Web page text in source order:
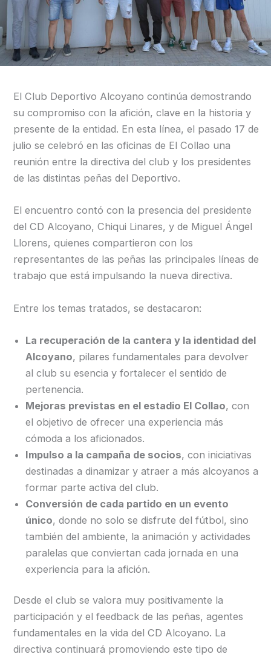
El Club Deportivo Alcoyano continúa demostrando
su compromiso con la afición, clave en la historia y
presente de la entidad. En esta línea, el pasado 17 de
julio se celebró en las oficinas de El Collao una
reunión entre la directiva del club y los presidentes
de las distintas peñas del Deportivo.
El encuentro contó con la presencia del presidente
del CD Alcoyano, Chiqui Linares, y de Miguel Ángel
Llorens, quienes compartieron con los
representantes de las peñas las principales líneas de
trabajo que está impulsando la nueva directiva.
Entre los temas tratados, se destacaron:
La recuperación de la cantera y la identidad del
Alcoyano, pilares fundamentales para devolver
al club su esencia y fortalecer el sentido de
pertenencia.
Mejoras previstas en el estadio El Collao, con
el objetivo de ofrecer una experiencia más
cómoda a los aficionados.
Impulso a la campaña de socios, con iniciativas
destinadas a dinamizar y atraer a más alcoyanos a
formar parte activa del club.
Conversión de cada partido en un evento
único, donde no solo se disfrute del fútbol, sino
también del ambiente, la animación y actividades
paralelas que conviertan cada jornada en una
experiencia para la afición.
Desde el club se valora muy positivamente la
participación y el feedback de las peñas, agentes
fundamentales en la vida del CD Alcoyano. La
directiva continuará promoviendo este tipo de